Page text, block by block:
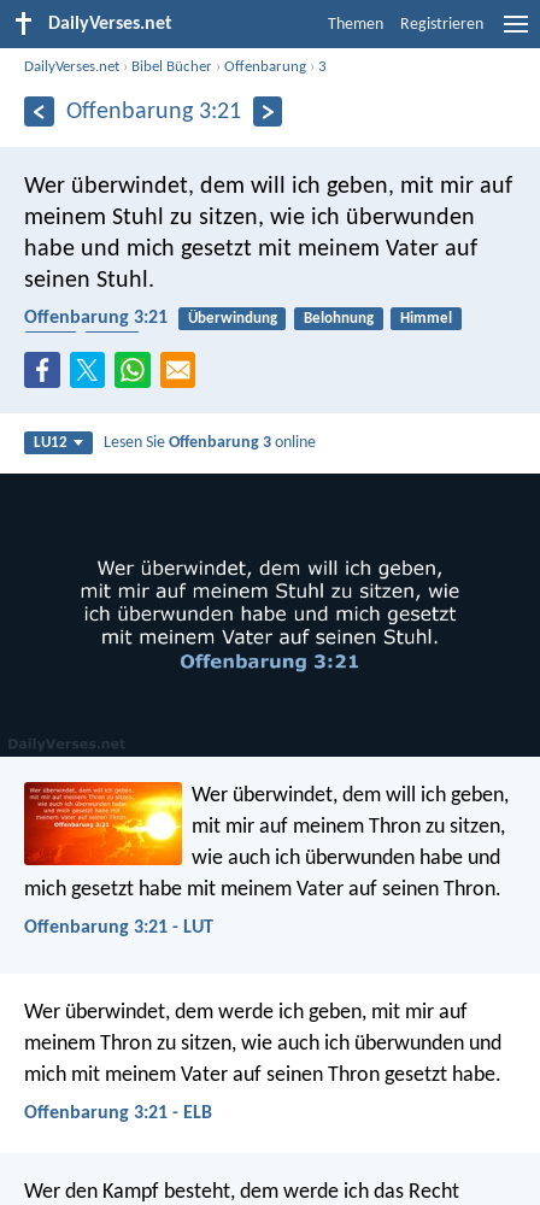
DailyVerses.net Themen Registrieren
DailyVerses.net › Bibel Bücher ›Offenbarung ›3
Offenbarung 3:21
Wer überwindet, dem will ich geben, mit mir auf
meinem Stuhl zu sitzen, wie ich überwunden
habe und mich gesetzt mit meinem Vater auf
seinen Stuhl.
Offenbarung 3:21 Überwindung Belohnung
Himmel
LU12 Lesen SieOffenbarung 3 online
Wer überwindet, dem will ich geben,
mit mir auf meinem Thron zu sitzen,
wie auch ich überwunden habe und
mich gesetzt habe mit meinem Vater auf seinen Thron.
Offenbarung 3:21 - LUT
Wer überwindet, dem werde ich geben, mit mir auf
meinem Thron zu sitzen, wie auch ich überwunden und
mich mit meinem Vater auf seinen Thron gesetzt habe.
Offenbarung 3:21 - ELB
Wer den Kampf besteht, dem werde ich das Recht